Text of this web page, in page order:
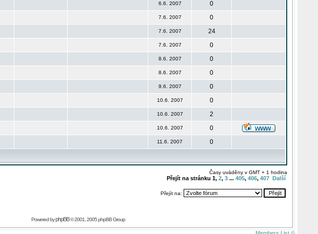
6.6. 2007
0
7.6. 2007
0
7.6. 2007
24
7.6. 2007
0
8.6. 2007
0
8.6. 2007
0
9.6. 2007
0
10.6. 2007
0
10.6. 2007
2
10.6. 2007
0
11.6. 2007 0
Časy uváděny v GMT + 1 hodina
Přejít na stránku 1, 2, 3 ... 405, 406, 407 Další
Přejít na:
Powered byphpBB© 2001, 2005 phpBB Group